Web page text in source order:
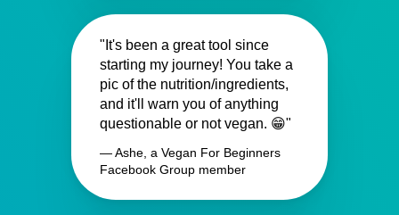
"It's been a great tool since
starting my journey! You take a
pic of the nutrition/ingredients,
and it'll warn you of anything
questionable or not vegan. 😁"
— Ashe, a Vegan For Beginners
Facebook Group member